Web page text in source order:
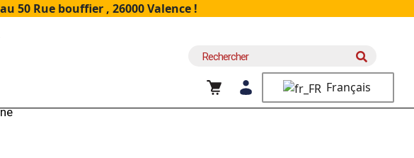
50 Rue bouffier , 26000 Valence !
Recherche
Français